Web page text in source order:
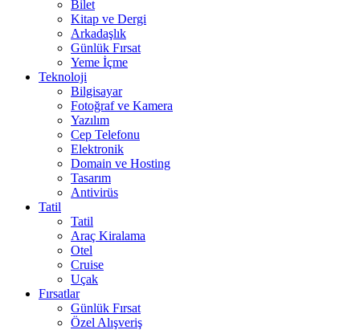
Bilet
Kitap ve Dergi
Arkadaşlık
Günlük Fırsat
Yeme İçme
Teknoloji
Bilgisayar
Fotoğraf ve Kamera
Yazılım
Cep Telefonu
Elektronik
Domain ve Hosting
Tasarım
Antivirüs
Tatil
Tatil
Araç Kiralama
Otel
Cruise
Uçak
Fırsatlar
Günlük Fırsat
Özel Alışveriş